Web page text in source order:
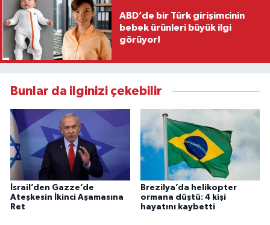
ABD’de bir Türk girişimcinin
bebek ürünleri büyük ilgi
görüyor!
Bunlar da ilginizi çekebilir
İsrail’den Gazze’de
Ateşkesin İkinci Aşamasına
Ret
Brezilya’da helikopter
ormana düştü: 4 kişi
hayatını kaybetti